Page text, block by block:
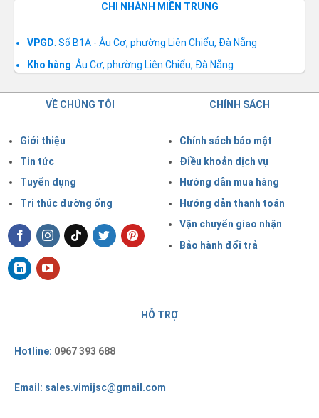
CHI NHÁNH MIỀN TRUNG
VPGD: Số B1A - Âu Cơ, phường Liên Chiểu, Đà Nẵng
Kho hàng: Âu Cơ, phường Liên Chiểu, Đà Nẵng
VỀ CHÚNG TÔI
Giới thiệu
Tin tức
Tuyển dụng
Tri thúc đường ống
CHÍNH SÁCH
Chính sách bảo mật
Điều khoản dịch vụ
Hướng dẫn mua hàng
Hướng dẫn thanh toán
Vận chuyển giao nhận
Bảo hành đổi trả
HỖ TRỢ
Hotline: 0967 393 688
Email: sales.vimijsc@gmail.com